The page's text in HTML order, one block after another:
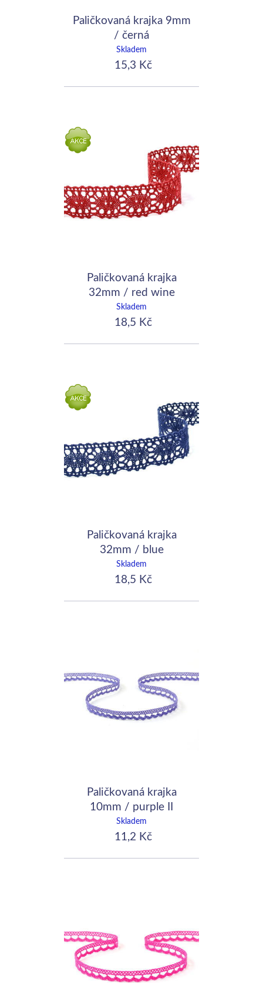
Paličkovaná krajka 9mm
/ černá
Skladem
15,3 Kč
Paličkovaná krajka
32mm / red wine
Skladem
18,5 Kč
Paličkovaná krajka
32mm / blue
Skladem
18,5 Kč
Paličkovaná krajka
10mm / purple II
Skladem
11,2 Kč